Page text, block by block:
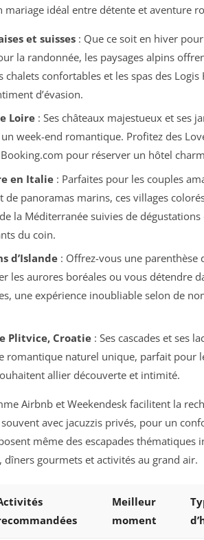
mariage idéal entre détente et aventure
et suisses: Que ce soit en hiver
la randonnée, les paysages alpins
chalets confortables et les spas des Logis
d’évasion.
Loire: Ses châteaux majestueux et ses
week-end romantique. Profitez des
pour réserver un hôtel
en Italie: Parfaites pour les couples
de panoramas marins, ces villages
la Méditerranée suivies de
du coin.
d’Islande: Offrez-vous une parenthèse
les aurores boréales ou vous détendre
une expérience inoubliable selon de
Plitvice, Croatie: Ses cascades et ses
romantique naturel unique, parfait pour
allier découverte et intimité.
Airbnb et Weekendesk facilitent la
avec jacuzzis privés, pour un
même des escapades thématiques
dîners gourmets et activités au grand air.
Meilleur
moment